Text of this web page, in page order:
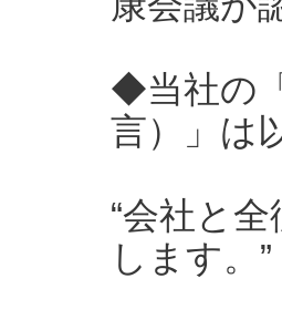
◆当社の
言）」は
“会社と
します。”